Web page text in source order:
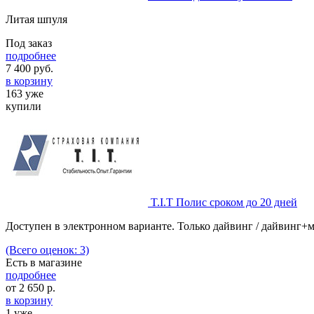
Литая шпуля
Под заказ
подробнее
7 400 руб.
в корзину
163 уже
купили
T.I.T Полис сроком до 20 дней
Доступен в электронном варианте. Только дайвинг /
(Всего оценок: 3)
Есть в магазине
подробнее
от 2 650 р.
в корзину